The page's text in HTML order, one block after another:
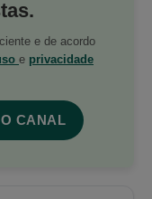
e de acordo
e privacidade
CANAL